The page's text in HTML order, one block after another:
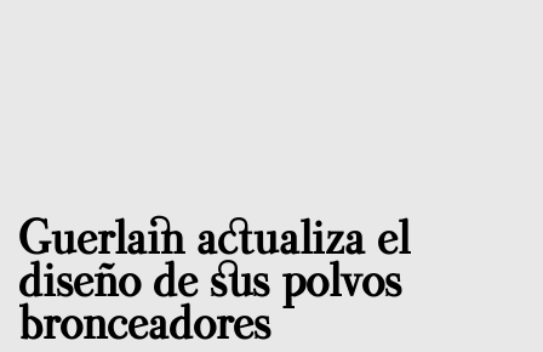
Guerlain actualiza el
diseño de sus polvos
bronceadores